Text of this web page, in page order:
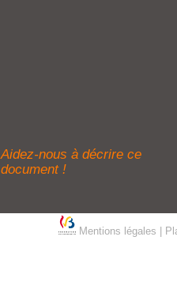
Aidez-nous à décrire ce
document !
Mentions légales